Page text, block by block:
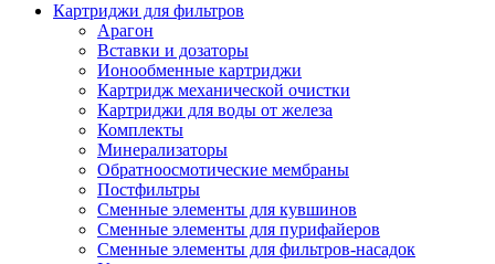
Картриджи для фильтров
Арагон
Вставки и дозаторы
Ионообменные картриджи
Картридж механической очистки
Картриджи для воды от железа
Комплекты
Минерализаторы
Обратноосмотические мембраны
Постфильтры
Сменные элементы для кувшинов
Сменные элементы для пурифайеров
Сменные элементы для фильтров-насадок